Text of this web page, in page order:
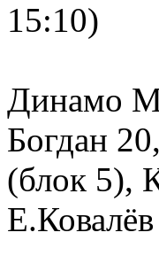
15:10)
Динамо
Богдан
(блок 5),